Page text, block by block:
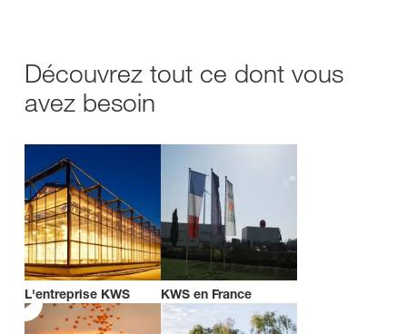
Découvrez tout ce dont vous
avez besoin
L'entreprise KWS KWS en France